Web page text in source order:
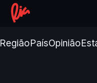
RegiãoPaísOpinião